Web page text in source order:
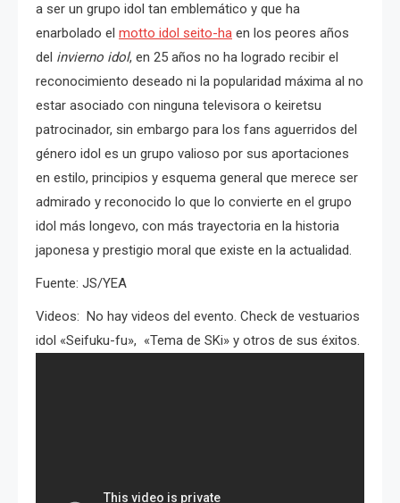
a ser un grupo idol tan emblemático y que ha
enarbolado el motto idol seito-ha en los peores años
del invierno idol, en 25 años no ha logrado recibir el
reconocimiento deseado ni la popularidad máxima al no
estar asociado con ninguna televisora o keiretsu
patrocinador, sin embargo para los fans aguerridos del
género idol es un grupo valioso por sus aportaciones
en estilo, principios y esquema general que merece ser
admirado y reconocido lo que lo convierte en el grupo
idol más longevo, con más trayectoria en la historia
japonesa y prestigio moral que existe en la actualidad.
Fuente: JS/YEA
Videos: No hay videos del evento. Check de vestuarios
idol «Seifuku-fu», «Tema de SKi» y otros de sus éxitos.